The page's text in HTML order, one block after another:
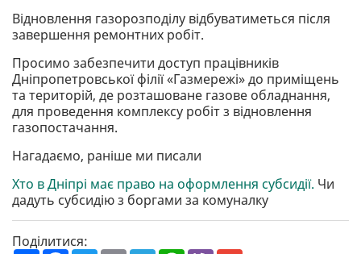
Відновлення газорозподілу відбуватиметься після
завершення ремонтних робіт.
Просимо забезпечити доступ працівників
Дніпропетровської філії «Газмережі» до приміщень
та територій, де розташоване газове обладнання,
для проведення комплексу робіт з відновлення
газопостачання.
Нагадаємо, раніше ми писали
Хто в Дніпрі має право на оформлення субсидії. Чи
дадуть субсидію з боргами за комуналку
Поділитися: